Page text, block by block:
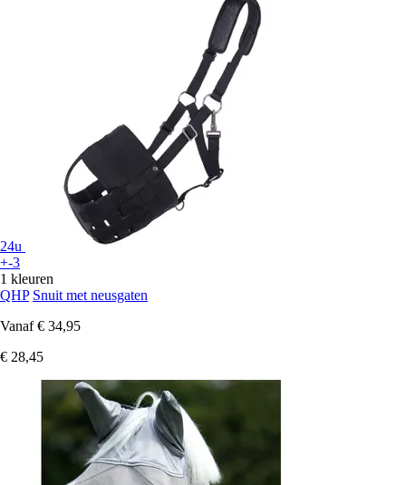
24u
+-3
1 kleuren
QHP Snuit met neusgaten
Vanaf € 34,95
€ 28,45